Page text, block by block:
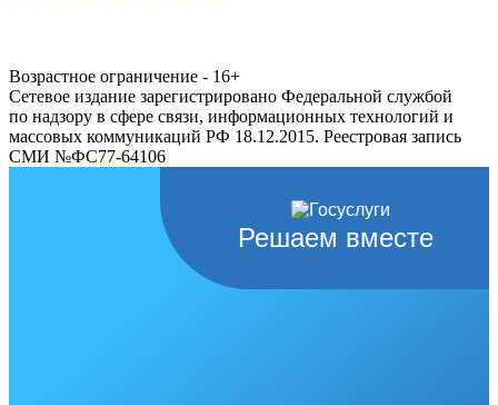
Возрастное ограничение - 16+
Сетевое издание зарегистрировано Федеральной службой
по надзору в сфере связи, информационных технологий и
массовых коммуникаций РФ 18.12.2015. Реестровая запись
СМИ №ФС77-64106
Решаем вместе